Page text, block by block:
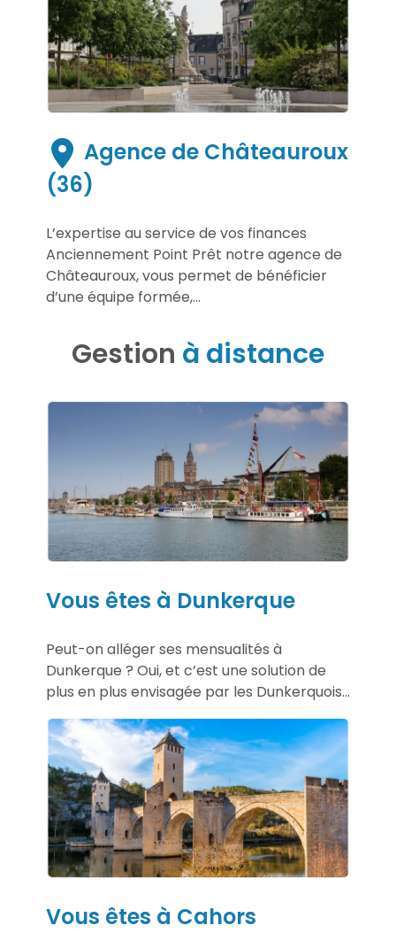
Agence de Châteauroux
(36)
L’expertise au service de vos finances
Anciennement Point Prêt notre agence de
Châteauroux, vous permet de bénéficier
d’une équipe formée,...
Gestion à distance
Vous êtes à Dunkerque
Peut-on alléger ses mensualités à
Dunkerque ? Oui, et c’est une solution de
plus en plus envisagée par les Dunkerquois...
Vous êtes à Cahors